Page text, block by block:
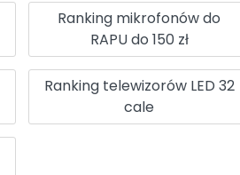
Ranking mikrofonów do
RAPU do 150 zł
Ranking telewizorów LED 32
cale